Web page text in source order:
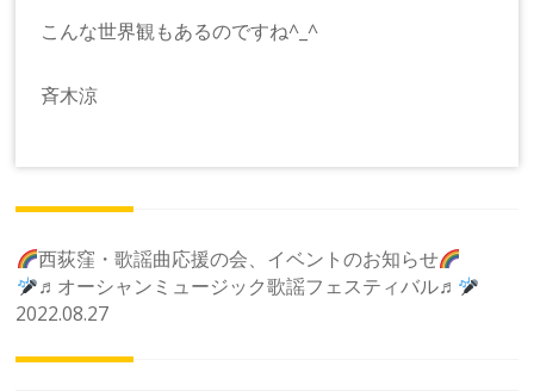
こんな世界観もあるのですね^_^
斉木涼
投
稿
ナ
ビ
西荻窪・歌謡曲応援の会、イベントのお知らせ
♬オーシャンミュージック歌謡フェスティバル♬
2022.08.27